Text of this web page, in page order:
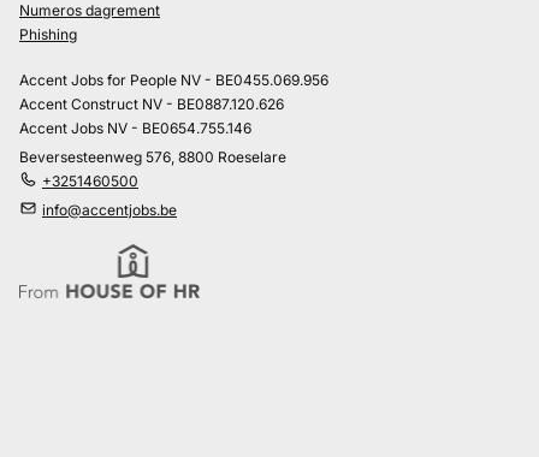
Numeros dagrement
Phishing
Accent Jobs for People NV - BE0455.069.956
Accent Construct NV - BE0887.120.626
Accent Jobs NV - BE0654.755.146
Beversesteenweg 576, 8800 Roeselare
+3251460500
info@accentjobs.be